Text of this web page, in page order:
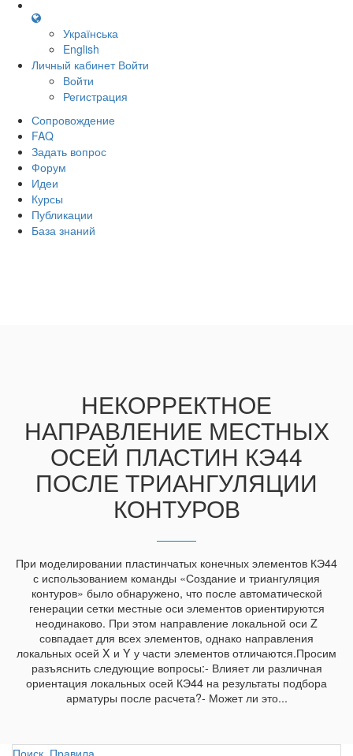
Українська
English
Личный кабинет Войти
Войти
Регистрация
Сопровождение
FAQ
Задать вопрос
Форум
Идеи
Курсы
Публикации
База знаний
НЕКОРРЕКТНОЕ
НАПРАВЛЕНИЕ МЕСТНЫХ
ОСЕЙ ПЛАСТИН КЭ44
ПОСЛЕ ТРИАНГУЛЯЦИИ
КОНТУРОВ
При моделировании пластинчатых конечных элементов КЭ44
с использованием команды «Создание и триангуляция
контуров» было обнаружено, что после автоматической
генерации сетки местные оси элементов ориентируются
неодинаково. При этом направление локальной оси Z
совпадает для всех элементов, однако направления
локальных осей X и Y у части элементов отличаются.Просим
разъяснить следующие вопросы:- Влияет ли различная
ориентация локальных осей КЭ44 на результаты подбора
арматуры после расчета?- Может ли это...
Поиск Правила